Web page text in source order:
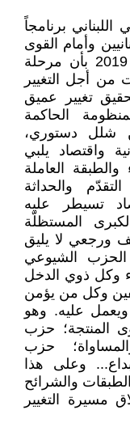
برنامجاً
وأمام القوى
الديمقراطية، التي أعلنت منذ اكتوبر 2019 بأن مرحلة
أجل التغيير
تغيير عميق
الحاكمة
شلل دستوري،
واقتصاد يلبي
العاملة
والحداثة
تسيطر عليه
المستظلّة
ورجعي لا يليق
الحزب الشيوعي
وكل ذوي الدخل
وكل من يؤمن
ويعمل عليه. وهو
المنتجة؛ حزب
حزب
وعلى هذا
والشرائح
مسيرة التغيير